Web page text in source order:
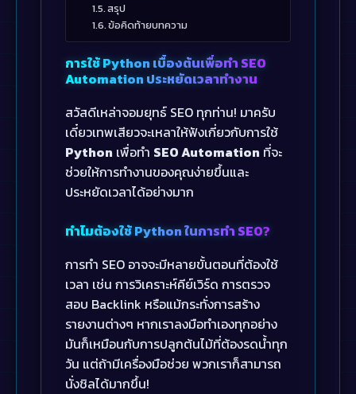
สรุป
ข้อคิดท้ายบทความ
การใช้ Python เบื้องต้นเพื่อทำ SEO
Automation ประหยัดเวลาทำงาน
สวัสดีเหล่าจอมยุทธ์ SEO ทุกท่าน! มาครับ
เดี๋ยวเทพเสียวจะเหลาให้ฟังเกี่ยวกับการใช้
Python เพื่อทำ SEO Automation ที่จะ
ช่วยให้การทำงานของคุณง่ายขึ้นและ
ประหยัดเวลาได้อย่างมาก
ทำไมต้องใช้ Python ในการทำ SEO?
การทำ SEO อาจจะมีหลายขั้นตอนที่ต้องใช้
เวลา เช่น การวิเคราะห์คีย์เวิร์ด การตรวจ
สอบ Backlink หรือแม้กระทั่งการสร้าง
รายงานต่างๆ หากเราลงมือทำเองทุกอย่าง
มันก็เหมือนกับการปลูกต้นไม้ที่ต้องรดน้ำทุก
วัน แต่ถ้ามีเครื่องมือช่วย พวกเราก็สามารถ
นั่งชิลได้มากขึ้น!